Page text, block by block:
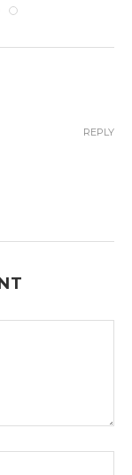
REPLY